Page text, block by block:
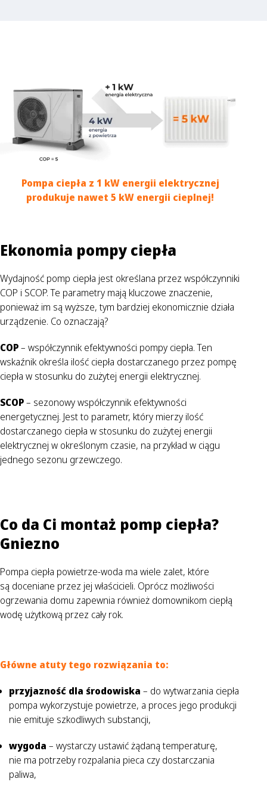
Pompa ciepła z 1 kW energii elektrycznej
produkuje nawet 5 kW energii cieplnej!
Ekonomia pompy ciepła
Wydajność pomp ciepła jest określana przez współczynniki
COP i SCOP. Te parametry mają kluczowe znaczenie,
ponieważ im są wyższe, tym bardziej ekonomicznie działa
urządzenie. Co oznaczają?
COP– współczynnik efektywności pompy ciepła. Ten
wskaźnik określa ilość ciepła dostarczanego przez pompę
ciepła w stosunku do zużytej energii elektrycznej.
SCOP– sezonowy współczynnik efektywności
energetycznej. Jest to parametr, który mierzy ilość
dostarczanego ciepła w stosunku do zużytej energii
elektrycznej w określonym czasie, na przykład w ciągu
jednego sezonu grzewczego.
Co da Ci montaż pomp ciepła?
Gniezno
Pompa ciepła powietrze-woda ma wiele zalet, które
są doceniane przez jej właścicieli. Oprócz możliwości
ogrzewania domu zapewnia również domownikom ciepłą
wodę użytkową przez cały rok.
Główne atuty tego rozwiązania to:
przyjazność dla środowiska – do wytwarzania ciepła
pompa wykorzystuje powietrze, a proces jego produkcji
nie emituje szkodliwych substancji,
wygoda – wystarczy ustawić żądaną temperaturę,
nie ma potrzeby rozpalania pieca czy dostarczania
paliwa,